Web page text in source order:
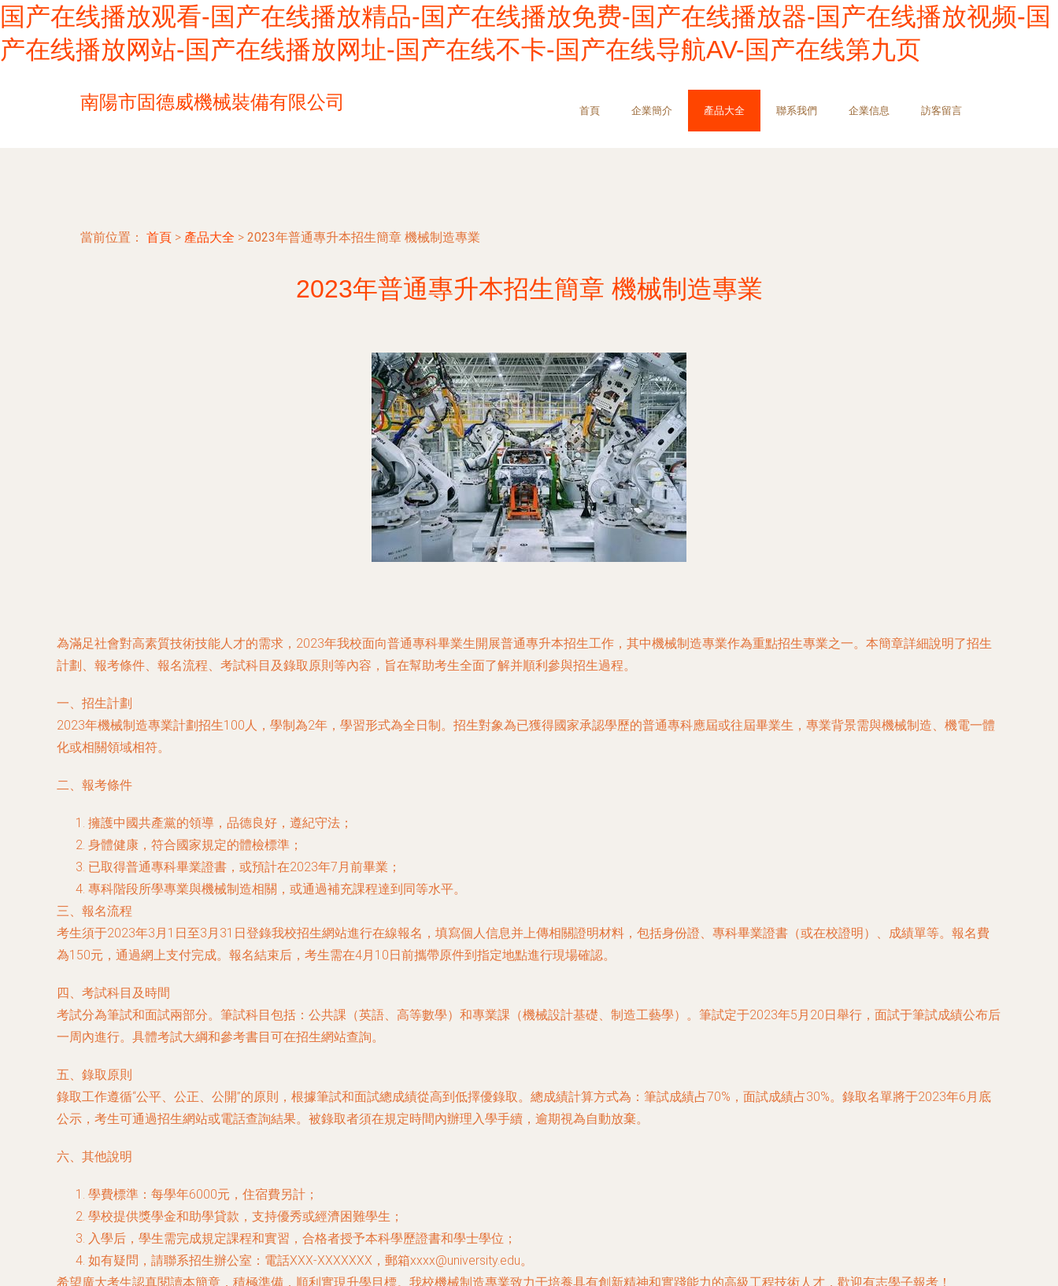
国产在线播放观看-国产在线播放精品-国产在线播放免费-国产在线播放器-国产在线播放视频-国
产在线播放网站-国产在线播放网址-国产在线不卡-国产在线导航AV-国产在线第九页
南陽市固德威機械裝備有限公司 首頁 企業簡介 產品大全 聯系我們 企業信息 訪客留言
當前位置： 首頁 > 產品大全 > 2023年普通專升本招生簡章 機械制造專業
2023年普通專升本招生簡章 機械制造專業
為滿足社會對高素質技術技能人才的需求，2023年我校面向普通專科畢業生開展普通專升本招生工作，其中機械制造專業作為重點招生專業之一。本簡章詳細說明了招生
計劃、報考條件、報名流程、考試科目及錄取原則等內容，旨在幫助考生全面了解并順利參與招生過程。
一、招生計劃
2023年機械制造專業計劃招生100人，學制為2年，學習形式為全日制。招生對象為已獲得國家承認學歷的普通專科應屆或往屆畢業生，專業背景需與機械制造、機電一體
化或相關領域相符。
二、報考條件
擁護中國共產黨的領導，品德良好，遵紀守法；
身體健康，符合國家規定的體檢標準；
已取得普通專科畢業證書，或預計在2023年7月前畢業；
專科階段所學專業與機械制造相關，或通過補充課程達到同等水平。
三、報名流程
考生須于2023年3月1日至3月31日登錄我校招生網站進行在線報名，填寫個人信息并上傳相關證明材料，包括身份證、專科畢業證書（或在校證明）、成績單等。報名費
為150元，通過網上支付完成。報名結束后，考生需在4月10日前攜帶原件到指定地點進行現場確認。
四、考試科目及時間
考試分為筆試和面試兩部分。筆試科目包括：公共課（英語、高等數學）和專業課（機械設計基礎、制造工藝學）。筆試定于2023年5月20日舉行，面試于筆試成績公布后
一周內進行。具體考試大綱和參考書目可在招生網站查詢。
五、錄取原則
錄取工作遵循“公平、公正、公開”的原則，根據筆試和面試總成績從高到低擇優錄取。總成績計算方式為：筆試成績占70%，面試成績占30%。錄取名單將于2023年6月底
公示，考生可通過招生網站或電話查詢結果。被錄取者須在規定時間內辦理入學手續，逾期視為自動放棄。
六、其他說明
學費標準：每學年6000元，住宿費另計；
學校提供獎學金和助學貸款，支持優秀或經濟困難學生；
入學后，學生需完成規定課程和實習，合格者授予本科學歷證書和學士學位；
如有疑問，請聯系招生辦公室：電話XXX-XXXXXXX，郵箱xxxx@university.edu。
希望廣大考生認真閱讀本簡章，積極準備，順利實現升學目標。我校機械制造專業致力于培養具有創新精神和實踐能力的高級工程技術人才，歡迎有志學子報考！